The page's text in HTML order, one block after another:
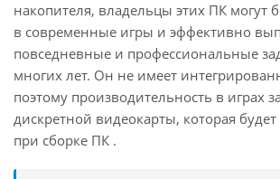
накопителя, владельцы этих ПК могут
в современные игры и эффективно
повседневные и профессиональные
многих лет. Он не имеет
поэтому производительность в играх
дискретной видеокарты, которая будет
при сборке ПК .